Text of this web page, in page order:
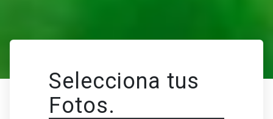
Selecciona tus
Fotos.